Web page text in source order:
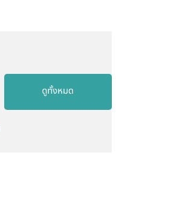
ดูทั้งหมด